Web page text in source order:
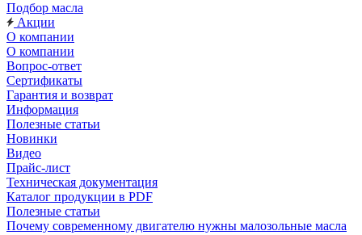
Подбор масла
Акции
О компании
О компании
Вопрос-ответ
Сертификаты
Гарантия и возврат
Информация
Полезные статьи
Новинки
Видео
Прайс-лист
Техническая документация
Каталог продукции в PDF
Полезные статьи
Почему современному двигателю нужны малозольные масла